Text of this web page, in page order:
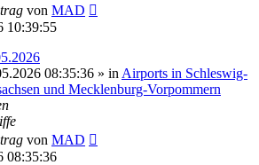
von MAD
10:39:55
08:35:36 » in Airports in Schleswig-
und Mecklenburg-Vorpommern
von MAD
08:35:36